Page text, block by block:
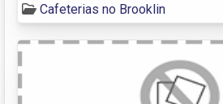
Cafeterias no Brooklin